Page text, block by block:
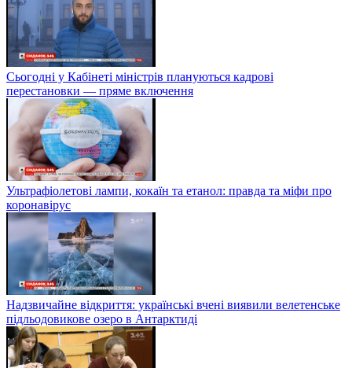
Сьогодні у Кабінеті міністрів плануються кадрові
перестановки — пряме включення
Ультрафіолетові лампи, кокаїн та етанол: правда та міфи про
коронавірус
Надзвичайне відкриття: українські вчені виявили велетенське
підльодовикове озеро в Антарктиді